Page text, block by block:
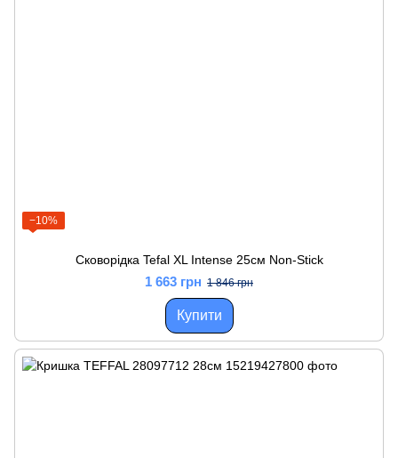
−10%
Сковорідка Tefal XL Intense 25см Non-Stick
1 663 грн 1 846 грн
Купити